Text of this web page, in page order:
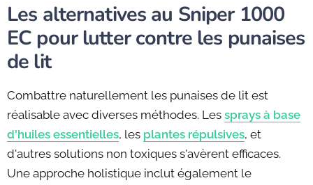
Les alternatives au Sniper 1000
EC pour lutter contre les punaises
de lit
Combattre naturellement les punaises de lit est
réalisable avec diverses méthodes. Les sprays à base
d'huiles essentielles, les plantes répulsives, et
d'autres solutions non toxiques s'avèrent efficaces.
Une approche holistique inclut également le